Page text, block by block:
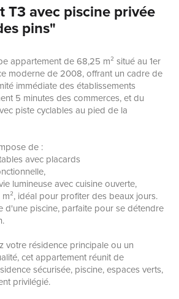
T3 avec piscine privée
pins"
appartement de 68,25 m² situé au 1er
moderne de 2008, offrant un cadre de
immédiate des établissements
5 minutes des commerces, et du
piste cyclables au pied de la
de :
avec placards
lumineuse avec cuisine ouverte,
idéal pour profiter des beaux jours.
d'une piscine, parfaite pour se détendre
votre résidence principale ou un
cet appartement réunit de
sécurisée, piscine, espaces verts,
privilégié.